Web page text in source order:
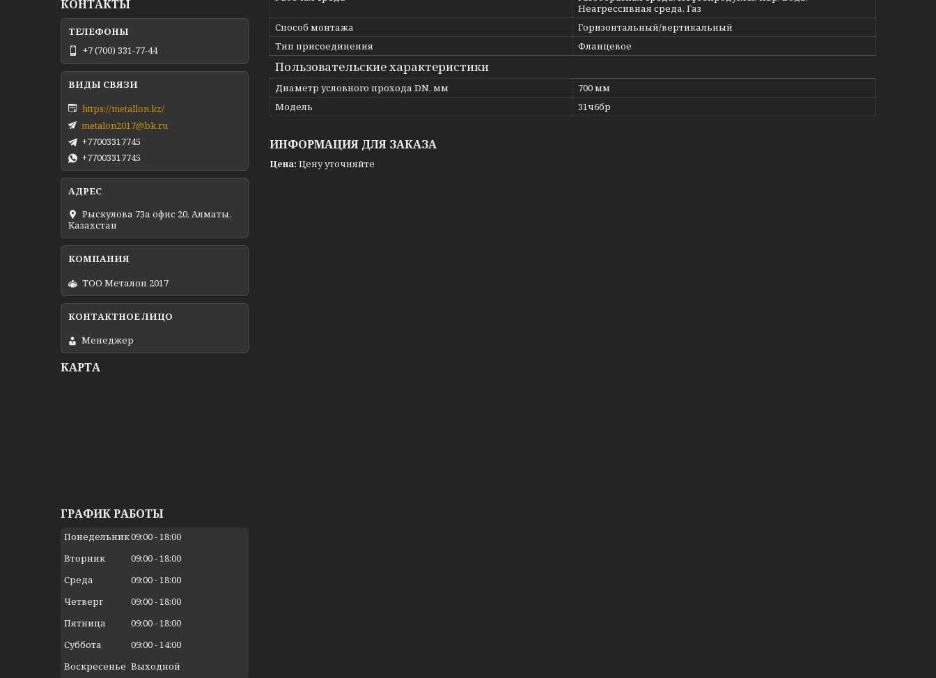
Неагрессивная среда, Газ
Способ монтажа
Горизонтальный/вертикальный
Тип присоединения
Фланцевое
Пользовательские характеристики
Диаметр условного прохода DN, мм
700 мм
Модель
31ч6бр
ИНФОРМАЦИЯ ДЛЯ ЗАКАЗА
Цена: Цену уточняйте
КОНТАКТЫ
+7 (700) 331-77-44
https://metallon.kz/
metalon2017@bk.ru
+77003317745
+77003317745
Рыскулова 73а офис 20, Алматы,
Казахстан
ТОО Металон 2017
Менеджер
КАРТА
ГРАФИК РАБОТЫ
Понедельник09:00 18:00
Вторник
09:00 18:00
Среда
09:00 18:00
Четверг
09:00 18:00
Пятница
09:00 18:00
Суббота
09:00 14:00
Воскресенье Выходной